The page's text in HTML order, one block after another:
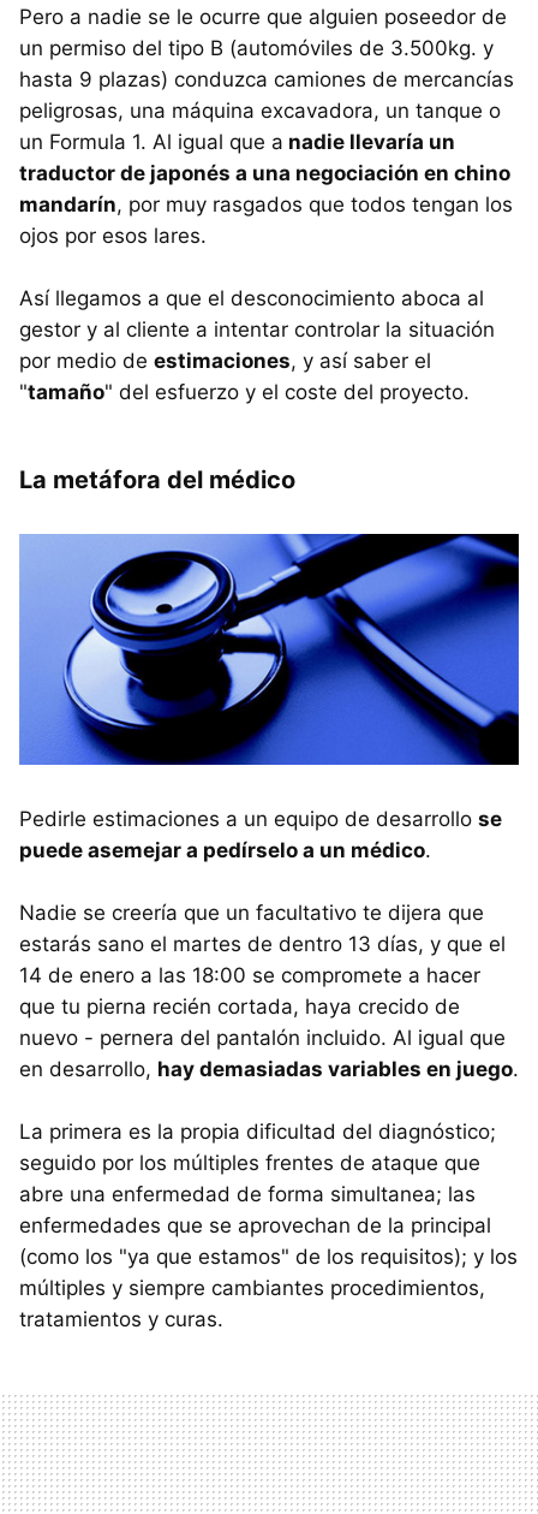
Pero a nadie se le ocurre que alguien poseedor de
un permiso del tipo B (automóviles de 3.500kg. y
hasta 9 plazas) conduzca camiones de mercancías
peligrosas, una máquina excavadora, un tanque o
un Formula 1. Al igual que a nadie llevaría un
traductor de japonés a una negociación en chino
mandarín, por muy rasgados que todos tengan los
ojos por esos lares.
Así llegamos a que el desconocimiento aboca al
gestor y al cliente a intentar controlar la situación
por medio de estimaciones, y así saber el
"tamaño" del esfuerzo y el coste del proyecto.
La metáfora del médico
Pedirle estimaciones a un equipo de desarrollo se
puede asemejar a pedírselo a un médico.
Nadie se creería que un facultativo te dijera que
estarás sano el martes de dentro 13 días, y que el
14 de enero a las 18:00 se compromete a hacer
que tu pierna recién cortada, haya crecido de
nuevo - pernera del pantalón incluido. Al igual que
en desarrollo, hay demasiadas variables en juego.
La primera es la propia dificultad del diagnóstico;
seguido por los múltiples frentes de ataque que
abre una enfermedad de forma simultanea; las
enfermedades que se aprovechan de la principal
(como los "ya que estamos" de los requisitos); y los
múltiples y siempre cambiantes procedimientos,
tratamientos y curas.